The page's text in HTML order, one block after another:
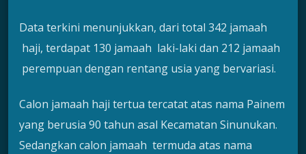
Data terkini menunjukkan, dari total 342 jamaah
haji, terdapat 130 jamaah laki-laki dan 212 jamaah
perempuan dengan rentang usia yang bervariasi.
Calon jamaah haji tertua tercatat atas nama Painem
yang berusia 90 tahun asal Kecamatan Sinunukan.
Sedangkan calon jamaah termuda atas nama